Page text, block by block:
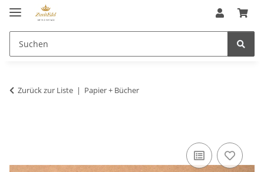
Zurück zur Liste Papier + Bücher